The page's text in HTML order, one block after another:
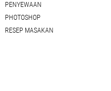
PENYEWAAN
PHOTOSHOP
RESEP MASAKAN